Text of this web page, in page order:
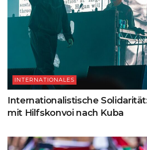
INTERNATIONALES
Internationalistische
mit Hilfskonvoi nach Kuba